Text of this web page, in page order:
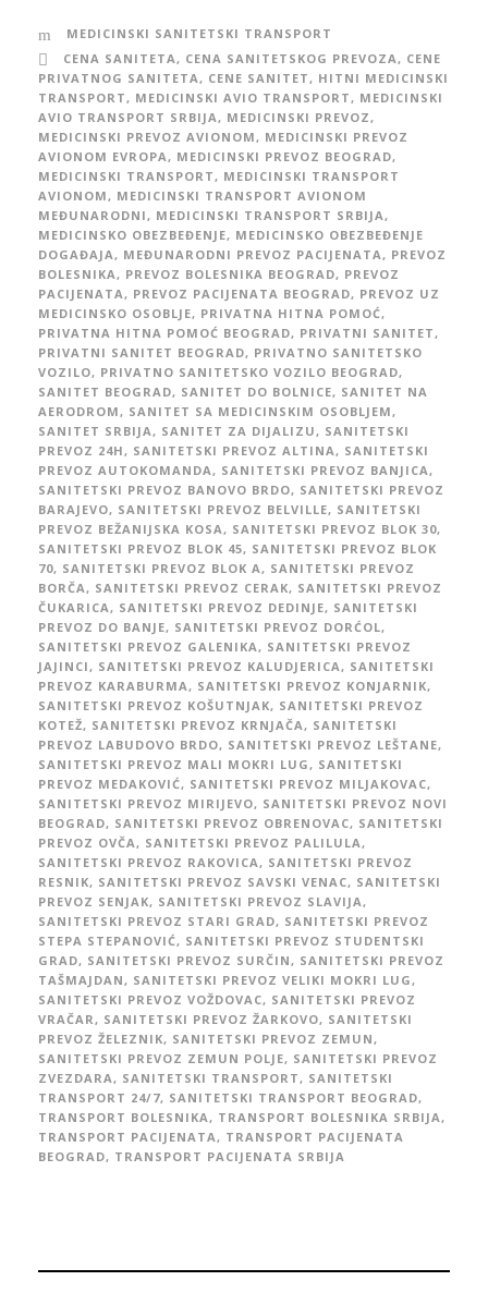
MEDICINSKI SANITETSKI TRANSPORT
CENA SANITETA, CENA SANITETSKOG PREVOZA, CENE
PRIVATNOG SANITETA, CENE SANITET, HITNI MEDICINSKI
TRANSPORT, MEDICINSKI AVIO TRANSPORT, MEDICINSKI
AVIO TRANSPORT SRBIJA, MEDICINSKI PREVOZ,
MEDICINSKI PREVOZ AVIONOM, MEDICINSKI PREVOZ
AVIONOM EVROPA, MEDICINSKI PREVOZ BEOGRAD,
MEDICINSKI TRANSPORT, MEDICINSKI TRANSPORT
AVIONOM, MEDICINSKI TRANSPORT AVIONOM
MEĐUNARODNI, MEDICINSKI TRANSPORT SRBIJA,
MEDICINSKO OBEZBEĐENJE, MEDICINSKO OBEZBEĐENJE
DOGAĐAJA, MEĐUNARODNI PREVOZ PACIJENATA, PREVOZ
BOLESNIKA, PREVOZ BOLESNIKA BEOGRAD, PREVOZ
PACIJENATA, PREVOZ PACIJENATA BEOGRAD, PREVOZ UZ
MEDICINSKO OSOBLJE, PRIVATNA HITNA POMOĆ,
PRIVATNA HITNA POMOĆ BEOGRAD, PRIVATNI SANITET,
PRIVATNI SANITET BEOGRAD, PRIVATNO SANITETSKO
VOZILO, PRIVATNO SANITETSKO VOZILO BEOGRAD,
SANITET BEOGRAD, SANITET DO BOLNICE, SANITET NA
AERODROM, SANITET SA MEDICINSKIM OSOBLJEM,
SANITET SRBIJA, SANITET ZA DIJALIZU, SANITETSKI
PREVOZ 24H, SANITETSKI PREVOZ ALTINA, SANITETSKI
PREVOZ AUTOKOMANDA, SANITETSKI PREVOZ BANJICA,
SANITETSKI PREVOZ BANOVO BRDO, SANITETSKI PREVOZ
BARAJEVO, SANITETSKI PREVOZ BELVILLE, SANITETSKI
PREVOZ BEŽANIJSKA KOSA, SANITETSKI PREVOZ BLOK 30,
SANITETSKI PREVOZ BLOK 45, SANITETSKI PREVOZ BLOK
70, SANITETSKI PREVOZ BLOK A, SANITETSKI PREVOZ
BORČA, SANITETSKI PREVOZ CERAK, SANITETSKI PREVOZ
ČUKARICA, SANITETSKI PREVOZ DEDINJE, SANITETSKI
PREVOZ DO BANJE, SANITETSKI PREVOZ DORĆOL,
SANITETSKI PREVOZ GALENIKA, SANITETSKI PREVOZ
JAJINCI, SANITETSKI PREVOZ KALUDJERICA, SANITETSKI
PREVOZ KARABURMA, SANITETSKI PREVOZ KONJARNIK,
SANITETSKI PREVOZ KOŠUTNJAK, SANITETSKI PREVOZ
KOTEŽ, SANITETSKI PREVOZ KRNJAČA, SANITETSKI
PREVOZ LABUDOVO BRDO, SANITETSKI PREVOZ LEŠTANE,
SANITETSKI PREVOZ MALI MOKRI LUG, SANITETSKI
PREVOZ MEDAKOVIĆ, SANITETSKI PREVOZ MILJAKOVAC,
SANITETSKI PREVOZ MIRIJEVO, SANITETSKI PREVOZ NOVI
BEOGRAD, SANITETSKI PREVOZ OBRENOVAC, SANITETSKI
PREVOZ OVČA, SANITETSKI PREVOZ PALILULA,
SANITETSKI PREVOZ RAKOVICA, SANITETSKI PREVOZ
RESNIK, SANITETSKI PREVOZ SAVSKI VENAC, SANITETSKI
PREVOZ SENJAK, SANITETSKI PREVOZ SLAVIJA,
SANITETSKI PREVOZ STARI GRAD, SANITETSKI PREVOZ
STEPA STEPANOVIĆ, SANITETSKI PREVOZ STUDENTSKI
GRAD, SANITETSKI PREVOZ SURČIN, SANITETSKI PREVOZ
TAŠMAJDAN, SANITETSKI PREVOZ VELIKI MOKRI LUG,
SANITETSKI PREVOZ VOŽDOVAC, SANITETSKI PREVOZ
VRAČAR, SANITETSKI PREVOZ ŽARKOVO, SANITETSKI
PREVOZ ŽELEZNIK, SANITETSKI PREVOZ ZEMUN,
SANITETSKI PREVOZ ZEMUN POLJE, SANITETSKI PREVOZ
ZVEZDARA, SANITETSKI TRANSPORT, SANITETSKI
TRANSPORT 24/7, SANITETSKI TRANSPORT BEOGRAD,
TRANSPORT BOLESNIKA, TRANSPORT BOLESNIKA SRBIJA,
TRANSPORT PACIJENATA, TRANSPORT PACIJENATA
BEOGRAD, TRANSPORT PACIJENATA SRBIJA